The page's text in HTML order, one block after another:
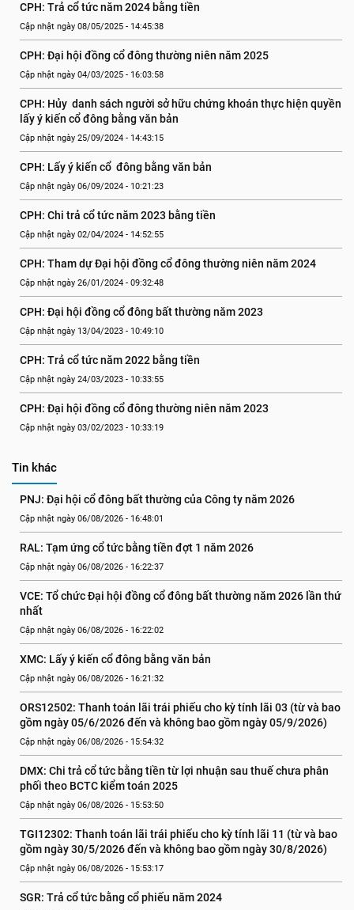
CPH: Trả cổ tức năm 2024 bằng tiền
Cập nhật ngày 08/05/2025 - 14:45:38
CPH: Đại hội đồng cổ đông thường niên năm 2025
Cập nhật ngày 04/03/2025 - 16:03:58
CPH: Hủy  danh sách người sở hữu chứng khoán thực hiện quyền
lấy ý kiến cổ đông bằng văn bản
Cập nhật ngày 25/09/2024 - 14:43:15
CPH: Lấy ý kiến cổ  đông bằng văn bản
Cập nhật ngày 06/09/2024 - 10:21:23
CPH: Chi trả cổ tức năm 2023 bằng tiền
Cập nhật ngày 02/04/2024 - 14:52:55
CPH: Tham dự Đại hội đồng cổ đông thường niên năm 2024
Cập nhật ngày 26/01/2024 - 09:32:48
CPH: Đại hội đồng cổ đông bất thường năm 2023
Cập nhật ngày 13/04/2023 - 10:49:10
CPH: Trả cổ tức năm 2022 bằng tiền
Cập nhật ngày 24/03/2023 - 10:33:55
CPH: Đại hội đồng cổ đông thường niên năm 2023
Cập nhật ngày 03/02/2023 - 10:33:19
Tin khác
PNJ: Đại hội cổ đông bất thường của Công ty năm 2026
Cập nhật ngày 06/08/2026 - 16:48:01
RAL: Tạm ứng cổ tức bằng tiền đợt 1 năm 2026
Cập nhật ngày 06/08/2026 - 16:22:37
VCE: Tổ chức Đại hội đồng cổ đông bất thường năm 2026 lần thứ
nhất
Cập nhật ngày 06/08/2026 - 16:22:02
XMC: Lấy ý kiến cổ đông bằng văn bản
Cập nhật ngày 06/08/2026 - 16:21:32
ORS12502: Thanh toán lãi trái phiếu cho kỳ tính lãi 03 (từ và bao
gồm ngày 05/6/2026 đến và không bao gồm ngày 05/9/2026)
Cập nhật ngày 06/08/2026 - 15:54:32
DMX: Chi trả cổ tức bằng tiền từ lợi nhuận sau thuế chưa phân
phối theo BCTC kiểm toán 2025
Cập nhật ngày 06/08/2026 - 15:53:50
TGI12302: Thanh toán lãi trái phiếu cho kỳ tính lãi 11 (từ và bao
gồm ngày 30/5/2026 đến và không bao gồm ngày 30/8/2026)
Cập nhật ngày 06/08/2026 - 15:53:17
SGR: Trả cổ tức bằng cổ phiếu năm 2024